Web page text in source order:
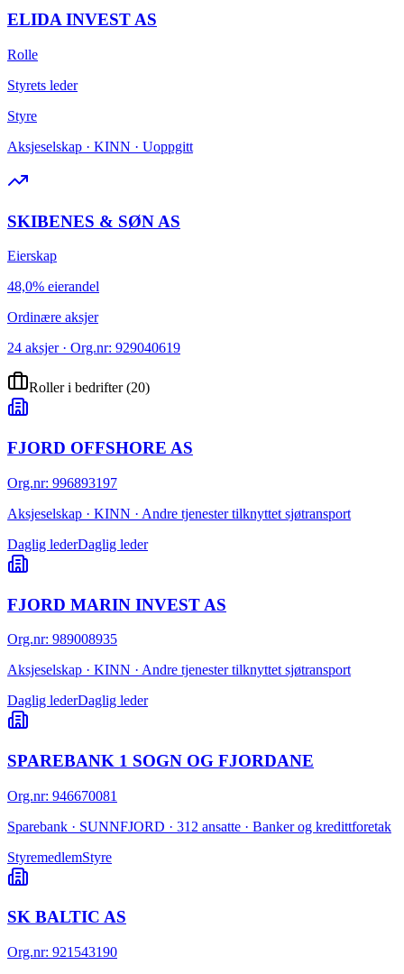
ELIDA INVEST AS
Rolle
Styrets leder
Styre
Aksjeselskap · KINN · Uoppgitt
SKIBENES & SØN AS
Eierskap
48,0% eierandel
Ordinære aksjer
24 aksjer · Org.nr: 929040619
Roller i bedrifter(20)
FJORD OFFSHORE AS
Org.nr: 996893197
Aksjeselskap · KINN · Andre tjenester tilknyttet sjøtransport
Daglig lederDaglig leder
FJORD MARIN INVEST AS
Org.nr: 989008935
Aksjeselskap · KINN · Andre tjenester tilknyttet sjøtransport
Daglig lederDaglig leder
SPAREBANK 1 SOGN OG FJORDANE
Org.nr: 946670081
Sparebank · SUNNFJORD · 312 ansatte · Banker og kredittforetak
StyremedlemStyre
SK BALTIC AS
Org.nr: 921543190